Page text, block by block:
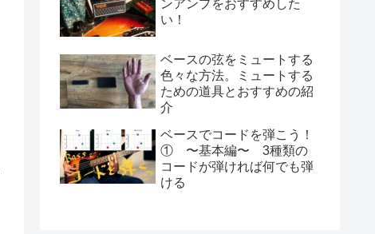
ンアンプをおすすめした
い！
ベースの弦をミュートする
色々な方法。ミュートする
ための道具とおすすめの紹
介
ベースでコードを弾こう！
① 〜基本編〜 3種類の
コードが弾ければ何でも弾
ける